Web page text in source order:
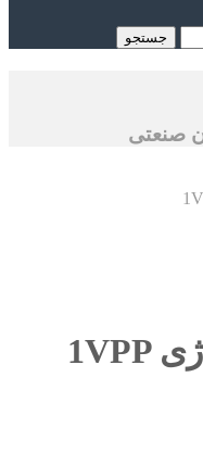
جستجو
صنعتی
انکودرسینوسی ولتاژی 1VPP